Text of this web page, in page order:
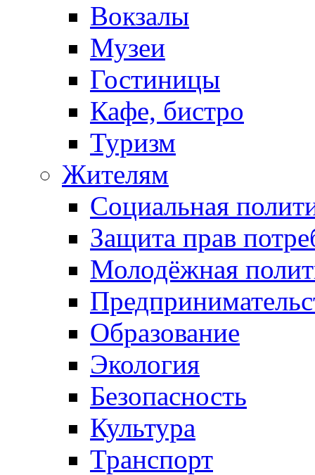
Вокзалы
Музеи
Гостиницы
Кафе, бистро
Туризм
Жителям
Социальная
Защита прав
Молодёжная
Образование
Экология
Безопасность
Культура
Транспорт